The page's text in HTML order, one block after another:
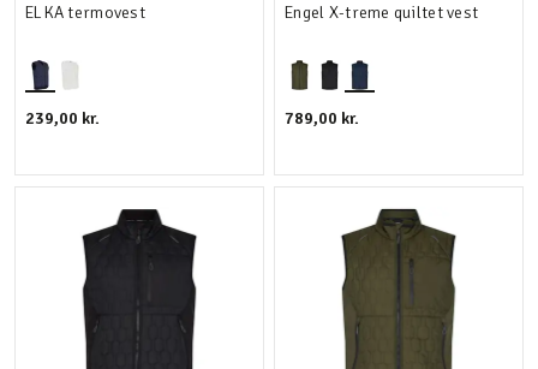
ELKA termovest
239,00 kr.
Engel X-treme quiltet vest
789,00 kr.